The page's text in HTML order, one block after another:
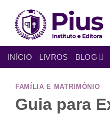
INÍCIO LIVROS BLOG
FAMÍLIA E MATRIMÔNIO
Guia para